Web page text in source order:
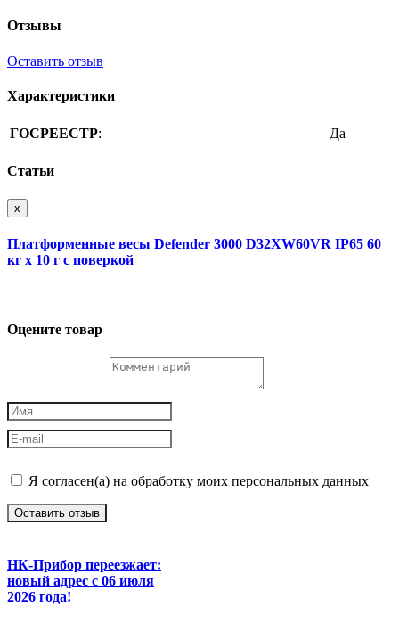
Отзывы
Оставить отзыв
Характеристики
ГОСРЕЕСТР: Да
Статьи
x
Платформенные весы Defender 3000 D32XW60VR IP65 60
кг х 10 г с поверкой
Оцените товар
Я согласен(а) на обработку моих персональных данных
Оставить отзыв
НК-Прибор переезжает:
новый адрес с 06 июля
2026 года!